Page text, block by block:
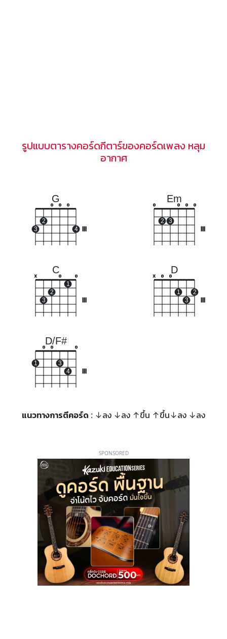
รูปแบบตารางคอร์ดกีตาร์ของคอร์ดเพลง หลุม
อากาศ
G
3
2
o o o
4
Em
o
2 3
o o o
C
x
3
2
o
1
o
D
x o o
1
3
2
D/F#
1
o o
3
4
o
แนวทางการตีคอร์ด : ↓ลง ↓ลง ↑ขึ้น ↑ขึ้น↓ลง ↓ลง
SPONSORED